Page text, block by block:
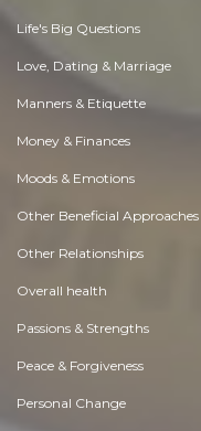
Life's Big Questions
Love, Dating & Marriage
Manners & Etiquette
Money & Finances
Moods & Emotions
Other Beneficial Approaches
Other Relationships
Overall health
Passions & Strengths
Peace & Forgiveness
Personal Change